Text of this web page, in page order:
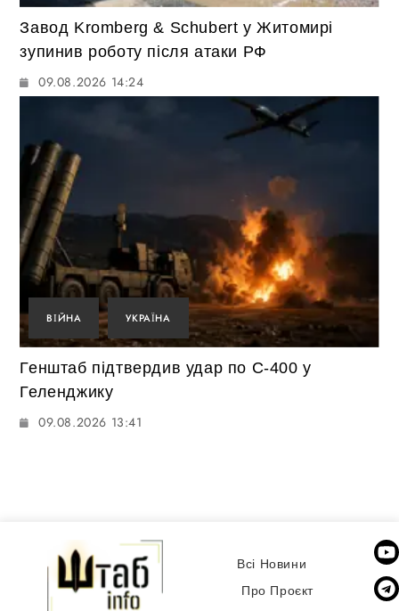
Завод Kromberg & Schubert у Житомирі
зупинив роботу після атаки РФ
09.08.2026 14:24
ВІЙНА УКРАЇНА
Генштаб підтвердив удар по С-400 у
Геленджику
09.08.2026 13:41
Всі Новини
Про Проєкт